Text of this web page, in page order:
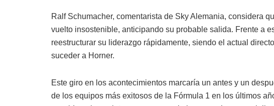
Ralf Schumacher, comentarista de Sky Alemania, considera
vuelto insostenible, anticipando su probable salida. Frente a
reestructurar su liderazgo rápidamente, siendo el actual
suceder a Horner.
Este giro en los acontecimientos marcaría un antes y un
de los equipos más exitosos de la Fórmula 1 en los últimos